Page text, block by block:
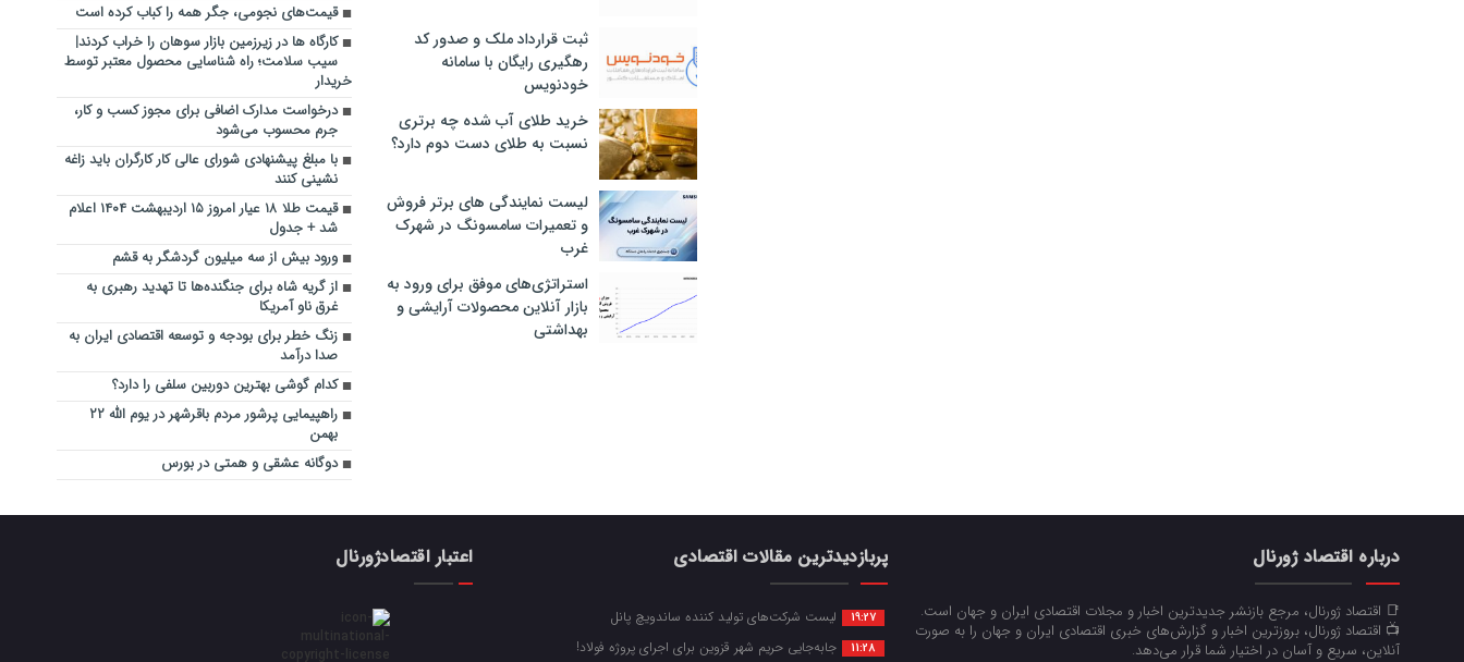
ثبت قرارداد ملک و صدور کد
رهگیری رایگان با سامانه
خودنویس
خرید طلای آب شده چه برتری
نسبت به طلای دست دوم دارد؟
لیست نمایندگی های برتر فروش
و تعمیرات سامسونگ در شهرک
غرب
استراتژی‌های موفق برای ورود به
بازار آنلاین محصولات آرایشی و
بهداشتی
قیمت‌های نجومی، جگر همه را کباب کرده است
کارگاه ها در زیرزمین بازار سوهان را خراب کردند|
سیب سلامت؛ راه شناسایی محصول معتبر توسط
خریدار
درخواست مدارک اضافی برای مجوز کسب و کار،
جرم محسوب می‌شود
با مبلغ پیشنهادی شورای عالی کار کارگران باید زاغه‌
نشینی کنند
قیمت طلا ۱۸ عیار امروز ۱۵ اردیبهشت ۱۴۰۴ اعلام
شد + جدول
ورود بیش از سه میلیون گردشگر به قشم
از گریه شاه برای جنگنده‌ها تا تهدید رهبری به
غرق ناو آمریکا
زنگ خطر برای بودجه و توسعه اقتصادی ایران به
صدا درآمد
کدام گوشی بهترین دوربین سلفی را دارد؟
راهپیمایی پرشور مردم باقرشهر در یوم الله ۲۲
بهمن
دوگانه عشقی و همتی در بورس
درباره اقتصاد ژورنال
📑 اقتصاد ژورنال، مرجع بازنشر جدیدترین اخبار و مجلات اقتصادی ایران و جهان است.
📺 اقتصاد ژورنال، بروزترین اخبار و گزارش‌های خبری اقتصادی ایران و جهان را به صورت
آنلاین، سریع و آسان در اختیار شما قرار می‌‌دهد.
پربازدیدترین مقالات اقتصادی
19:27 لیست شرکت‌های تولید کننده ساندویچ پانل
11:28 جابه‌جایی حریم شهر قزوین برای اجرای پروژه فولاد!
اعتبار اقتصادژورنال